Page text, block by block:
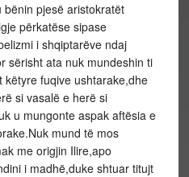
pjesë aristokratët
përkatëse sipase
i shqiptarëve ndaj
sërisht ata nuk mundeshin ti
fuqive ushtarake,dhe
si vasalë e herë si
u mungonte aspak aftësia e
mund të mos
me origjin Ilire,apo
i madhë,duke shtuar titujt